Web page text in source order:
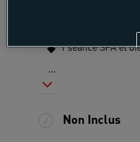
1 séance SPA et
...
Non Inclus